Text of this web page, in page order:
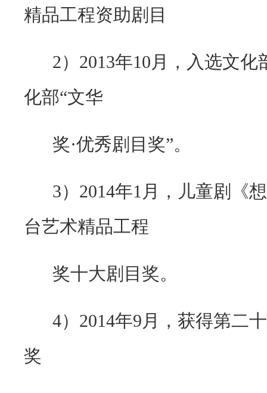
精品工程资助剧目
2） 2013年10 月，入选文化
化部“文华
奖·优秀剧目奖”。
3） 2014年1 月，儿童剧《
台艺术精品工程
奖十大剧目奖。
4） 2014年9 月，获得第二
奖